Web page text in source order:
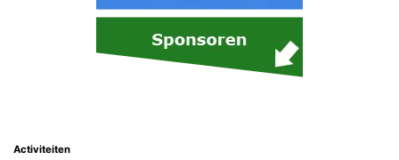
Activiteiten